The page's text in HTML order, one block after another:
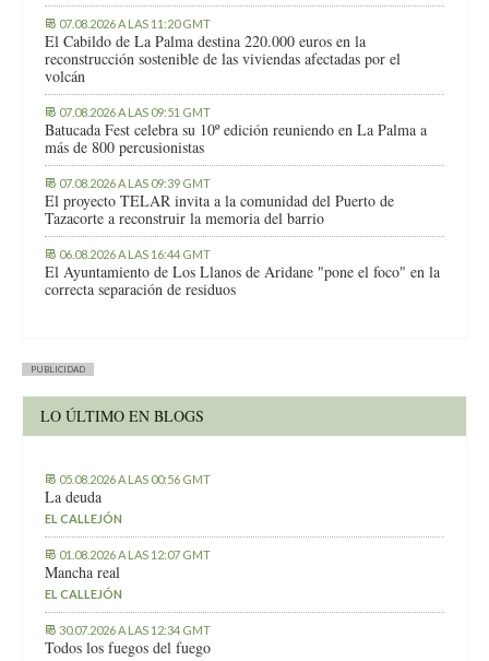
07.08.2026 A LAS 11:20 GMT
El Cabildo de La Palma destina 220.000 euros en la
reconstrucción sostenible de las viviendas afectadas por el
volcán
07.08.2026 A LAS 09:51 GMT
Batucada Fest celebra su 10º edición reuniendo en La Palma a
más de 800 percusionistas
07.08.2026 A LAS 09:39 GMT
El proyecto TELAR invita a la comunidad del Puerto de
Tazacorte a reconstruir la memoria del barrio
06.08.2026 A LAS 16:44 GMT
El Ayuntamiento de Los Llanos de Aridane "pone el foco" en la
correcta separación de residuos
PUBLICIDAD
LO ÚLTIMO EN BLOGS
05.08.2026 A LAS 00:56 GMT
La deuda
EL CALLEJÓN
01.08.2026 A LAS 12:07 GMT
Mancha real
EL CALLEJÓN
30.07.2026 A LAS 12:34 GMT
Todos los fuegos del fuego